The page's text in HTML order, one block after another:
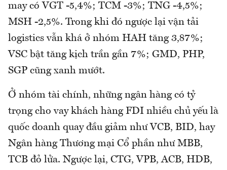
may có VGT -5,4%; TCM -3%; TNG -4,5%;
MSH -2,5%. Trong khi đó ngược lại vận tải
logistics vẫn khá ở nhóm HAH tăng 3,87%;
VSC bật tăng kịch trần gần 7%; GMD, PHP,
SGP cũng xanh mướt.
Ở nhóm tài chính, những ngân hàng có tỷ
trọng cho vay khách hàng FDI nhiều chủ yếu là
quốc doanh quay đầu giảm như VCB, BID, hay
Ngân hàng Thương mại Cổ phần như MBB,
TCB đỏ lửa. Ngược lại, CTG, VPB, ACB, HDB,